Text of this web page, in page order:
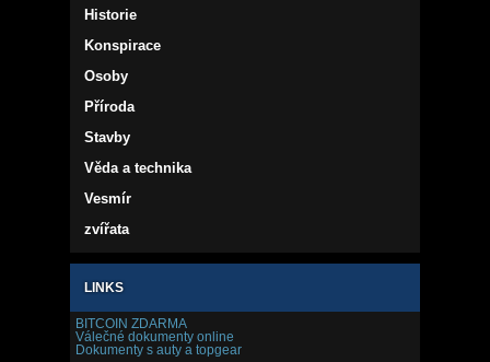
Historie
Konspirace
Osoby
Příroda
Stavby
Věda a technika
Vesmír
zvířata
LINKS
BITCOIN ZDARMA
Válečné dokumenty online
Dokumenty s auty a topgear